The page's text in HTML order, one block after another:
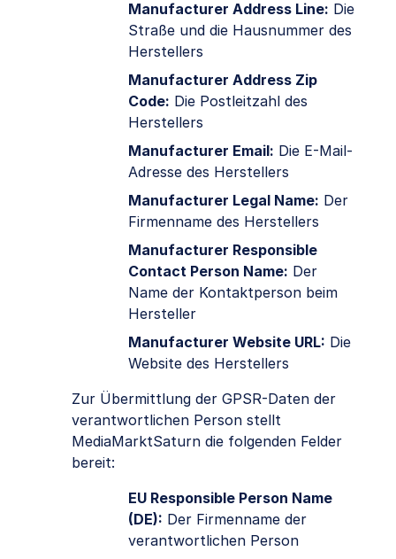
Manufacturer Address Line: Die
Straße und die Hausnummer des
Herstellers
Manufacturer Address Zip
Code: Die Postleitzahl des
Herstellers
Manufacturer Email: Die E-Mail-
Adresse des Herstellers
Manufacturer Legal Name: Der
Firmenname des Herstellers
Manufacturer Responsible
Contact Person Name: Der
Name der Kontaktperson beim
Hersteller
Manufacturer Website URL: Die
Website des Herstellers
Zur Übermittlung der GPSR-Daten der
verantwortlichen Person stellt
MediaMarktSaturn die folgenden Felder
bereit:
EU Responsible Person Name
(DE): Der Firmenname der
verantwortlichen Person